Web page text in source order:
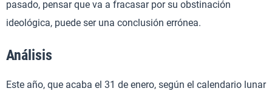
pasado, pensar que va a fracasar por su obstinación
ideológica, puede ser una conclusión errónea.
Análisis
Este año, que acaba el 31 de enero, según el calendario lunar